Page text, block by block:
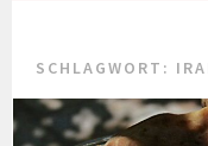
SCHLAGWORT: